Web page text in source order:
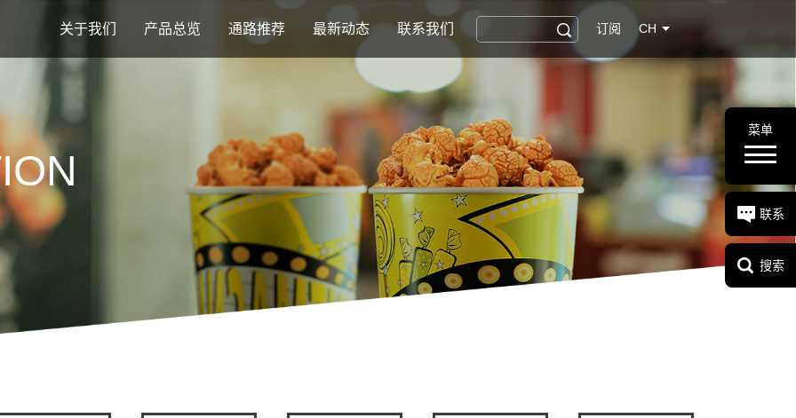
关于我们 产品总览 通路推荐 最新动态 联系我们 订阅 CH
菜单
联系
搜索